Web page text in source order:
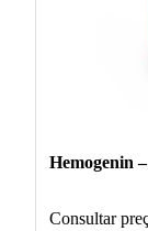
Hemogenin
Consultar